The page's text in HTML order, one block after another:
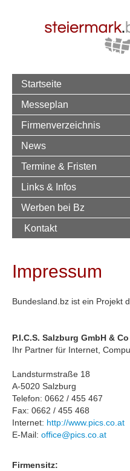
Startseite
Messeplan
Firmenverzeichnis
News
Termine & Fristen
Links & Infos
Werben bei Bz
Kontakt
Impressum
Bundesland.bz ist ein Projekt
P.I.C.S. Salzburg GmbH &
Ihr Partner für Internet,
Landsturmstraße 18
A-5020 Salzburg
Telefon: 0662 / 455 467
Fax: 0662 / 455 468
Internet: http://www.pics.co.at
E-Mail: office@pics.co.at
Firmensitz: